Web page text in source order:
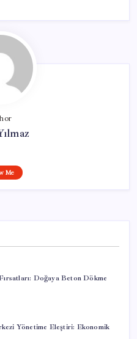
Me
Doğaya Beton Dökme
Yönetime Eleştiri: Ekonomik